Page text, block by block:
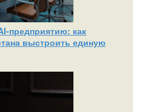
как
выстроить единую